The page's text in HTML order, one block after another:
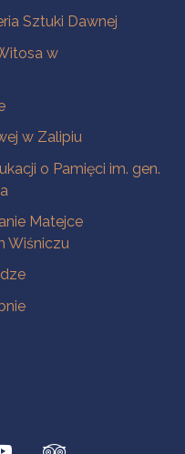
Sztuki Dawnej
w
w Zalipiu
o Pamięci im. gen.
Matejce
Wiśniczu